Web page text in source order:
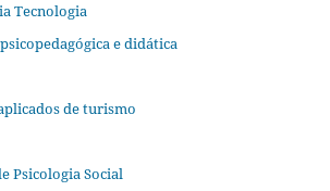
Tecnologia
e didática
de turismo
Psicologia Social